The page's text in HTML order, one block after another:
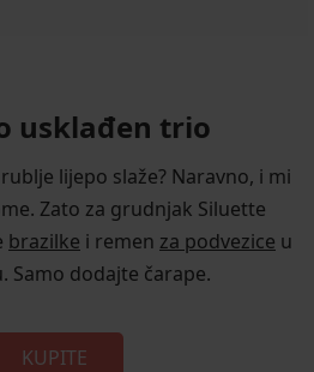
usklađen trio
lijepo slaže? Naravno, i mi
Zato za grudnjak Siluette
brazilke i remen za podvezice u
Samo dodajte čarape.
KUPITE